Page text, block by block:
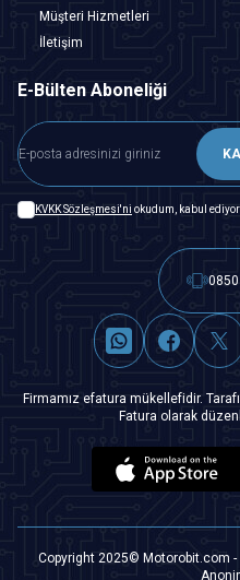
Müşteri Hizmetleri
İletişim
E-Bülten Aboneliği
KVKK Sözleşmesi'ni okudum, kabul
Firmamız efatura mükellefidir.
Fatura olarak
Copyright 2025© Motorobit.com